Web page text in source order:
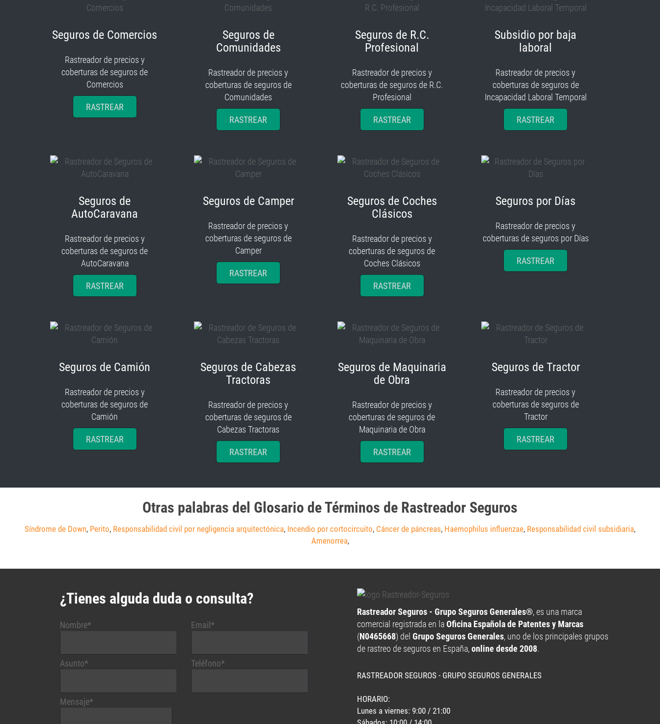
Seguros de Comercios
Rastreador de precios y
coberturas de seguros de
Comercios
RASTREAR
Seguros de
Comunidades
Rastreador de precios y
coberturas de seguros de
Comunidades
RASTREAR
Seguros de R.C.
Profesional
Rastreador de precios y
coberturas de seguros de R.C.
Profesional
RASTREAR
Subsidio por baja
laboral
Rastreador de precios y
coberturas de seguros de
Incapacidad Laboral Temporal
RASTREAR
Seguros de
AutoCaravana
Rastreador de precios y
coberturas de seguros de
AutoCaravana
RASTREAR
Seguros de Camper
Rastreador de precios y
coberturas de seguros de
Camper
RASTREAR
Seguros de Coches
Clásicos
Rastreador de precios y
coberturas de seguros de
Coches Clásicos
RASTREAR
Seguros por Días
Rastreador de precios y
coberturas de seguros por Días
RASTREAR
Seguros de Camión
Rastreador de precios y
coberturas de seguros de
Camión
RASTREAR
Seguros de Cabezas
Tractoras
Rastreador de precios y
coberturas de seguros de
Cabezas Tractoras
RASTREAR
Seguros de Maquinaria
de Obra
Rastreador de precios y
coberturas de seguros de
Maquinaria de Obra
RASTREAR
Seguros de Tractor
Rastreador de precios y
coberturas de seguros de
Tractor
RASTREAR
Otras palabras del Glosario de Términos de Rastreador Seguros
Síndrome de Down, Perito, Responsabilidad civil por negligencia arquitectónica, Incendio por cortocircuito, Cáncer de páncreas, Haemophilus influenzae, Responsabilidad civil subsidiaria,
Amenorrea,
¿Tienes alguda duda o consulta?
Nombre*
Asunto*
Email*
Teléfono*
Mensaje*
Rastreador Seguros - Grupo Seguros Generales®, es una marca
comercial registrada en laOficina Española de Patentes y Marcas
(N0465668) del Grupo Seguros Generales, uno de los principales grupos
de rastreo de seguros en España,online desde 2008.
RASTREADOR SEGUROS - GRUPO SEGUROS GENERALES
HORARIO:
Lunes a viernes: 9:00 / 21:00